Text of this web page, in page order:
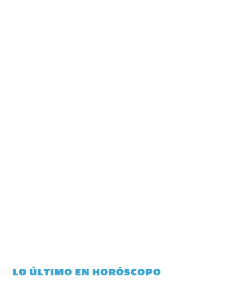
LO ÚLTIMO EN HORÓSCOPO